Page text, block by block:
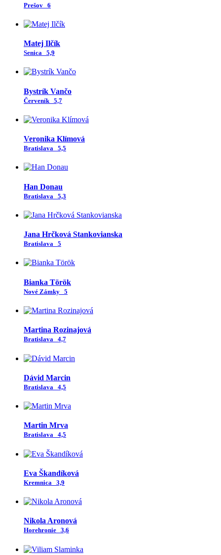
Prešov 6
Matej Ilčík
Senica 5,9
Bystrík Vančo
Červeník 5,7
Veronika Klímová
Bratislava 5,5
Han Donau
Bratislava 5,3
Jana Hrčková Stankovianska
Bratislava 5
Bianka Török
Nové Zámky 5
Martina Rozinajová
Bratislava 4,7
Dávid Marcin
Bratislava 4,5
Martin Mrva
Bratislava 4,5
Eva Škandíková
Kremnica 3,9
Nikola Aronová
Horehronie 3,6